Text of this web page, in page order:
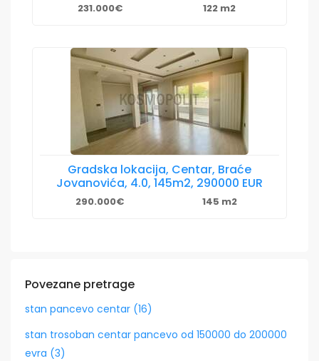
231.000€ 122 m2
Gradska lokacija, Centar, Braće
Jovanovića, 4.0, 145m2, 290000 EUR
290.000€ 145 m2
Povezane pretrage
stan pancevo centar (16)
stan trosoban centar pancevo od 150000 do 200000
evra (3)